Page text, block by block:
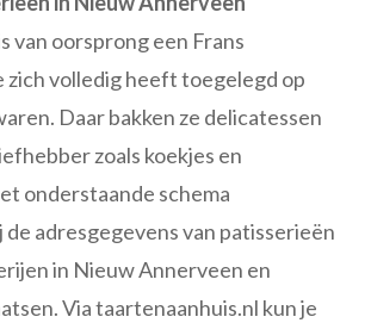
van oorsprong een Frans
volledig heeft toegelegd op
Daar bakken ze delicatessen
zoals koekjes en
onderstaande schema
adresgegevens van patisserieën
in Nieuw Annerveen en
Via taartenaanhuis.nl kun je